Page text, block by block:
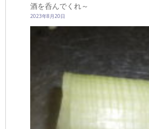
酒を呑んでくれ～
2023年8月20日